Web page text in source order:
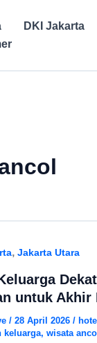
DKI Jakarta
, Jakarta Utara
untuk Akhir
/ 28 April 2026 /
keluarga, wisata ancol